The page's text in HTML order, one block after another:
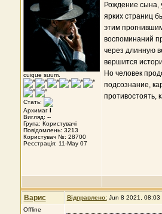
cuique suum.
Стать:
Архимаг I
Вигляд: --
Група: Користувачі
Повідомлень: 3213
Користувач №: 28700
Реєстрація: 11-May 07
Рождение сына,
ярких страниц
этим
воспоминаний
через длинную
вершится
Но человек
подсознание,
противостоять,
Варис Відправлено: Jun 8 2021, 08:03
Offline